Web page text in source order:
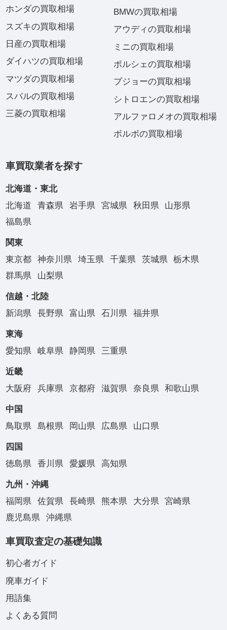
ホンダの買取相場
スズキの買取相場
日産の買取相場
ダイハツの買取相場
マツダの買取相場
スバルの買取相場
三菱の買取相場
BMWの買取相場
アウディの買取相場
ミニの買取相場
ポルシェの買取相場
プジョーの買取相場
シトロエンの買取相場
アルファロメオの買取相場
ボルボの買取相場
車買取業者を探す
北海道・東北
北海道
青森県 岩手県 宮城県 秋田県
山形県
福島県
関東
東京都
神奈川県 埼玉県 千葉県 茨城県
栃木県
群馬県
山梨県
信越・北陸
新潟県
長野県 富山県 石川県 福井県
東海
愛知県
岐阜県 静岡県 三重県
近畿
大阪府
兵庫県 京都府 滋賀県 奈良県 和歌山県
中国
鳥取県
島根県 岡山県 広島県 山口県
四国
徳島県
香川県 愛媛県 高知県
九州・沖縄
福岡県
佐賀県 長崎県 熊本県 大分県
宮崎県
鹿児島県
沖縄県
車買取査定の基礎知識
初心者ガイド
廃車ガイド
用語集
よくある質問